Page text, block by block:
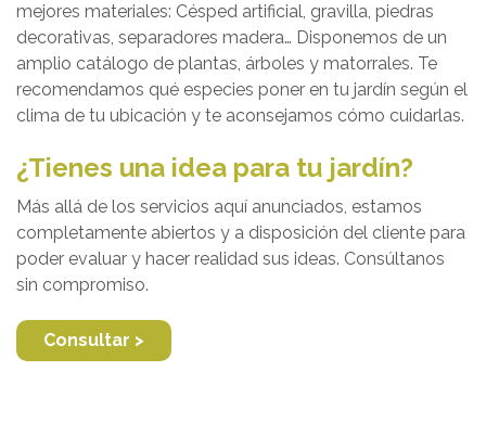
mejores materiales: Césped artificial, gravilla, piedras
decorativas, separadores madera… Disponemos de un
amplio catálogo de plantas, árboles y matorrales. Te
recomendamos qué especies poner en tu jardín según el
clima de tu ubicación y te aconsejamos cómo cuidarlas.
¿Tienes una idea para tu jardín?
Más allá de los servicios aquí anunciados, estamos
completamente abiertos y a disposición del cliente para
poder evaluar y hacer realidad sus ideas. Consúltanos
sin compromiso.
Consultar >